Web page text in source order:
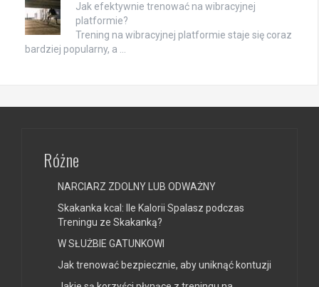
Jak efektywnie trenować na wibracyjnej
platformie?
Trening na wibracyjnej platformie staje się coraz
bardziej popularny, a …
Różne
NARCIARZ ZDOLNY LUB ODWAŻNY
Skakanka kcal: Ile Kalorii Spalasz podczas
Treningu ze Skakanką?
W SŁUŻBIE GATUNKOWI
Jak trenować bezpiecznie, aby uniknąć kontuzji